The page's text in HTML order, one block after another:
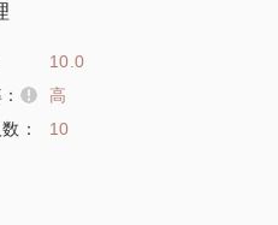
10.0
高
：
10